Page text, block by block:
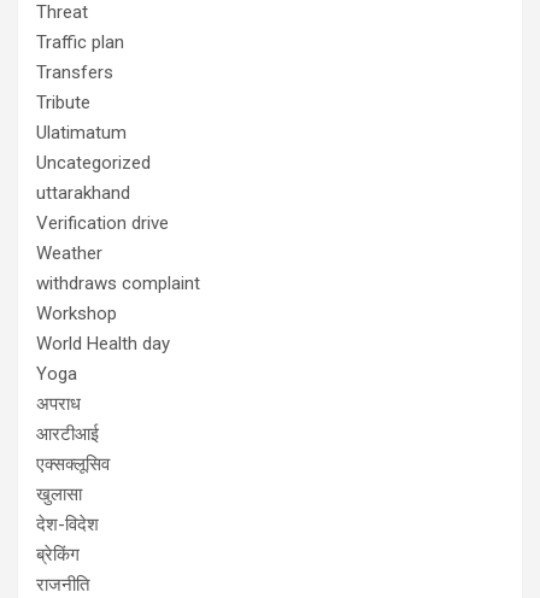
Threat
Traffic plan
Transfers
Tribute
Ulatimatum
Uncategorized
uttarakhand
Verification drive
Weather
withdraws complaint
Workshop
World Health day
Yoga
अपराध
आरटीआई
एक्सक्लूसिव
खुलासा
देश-विदेश
ब्रेकिंग
राजनीति